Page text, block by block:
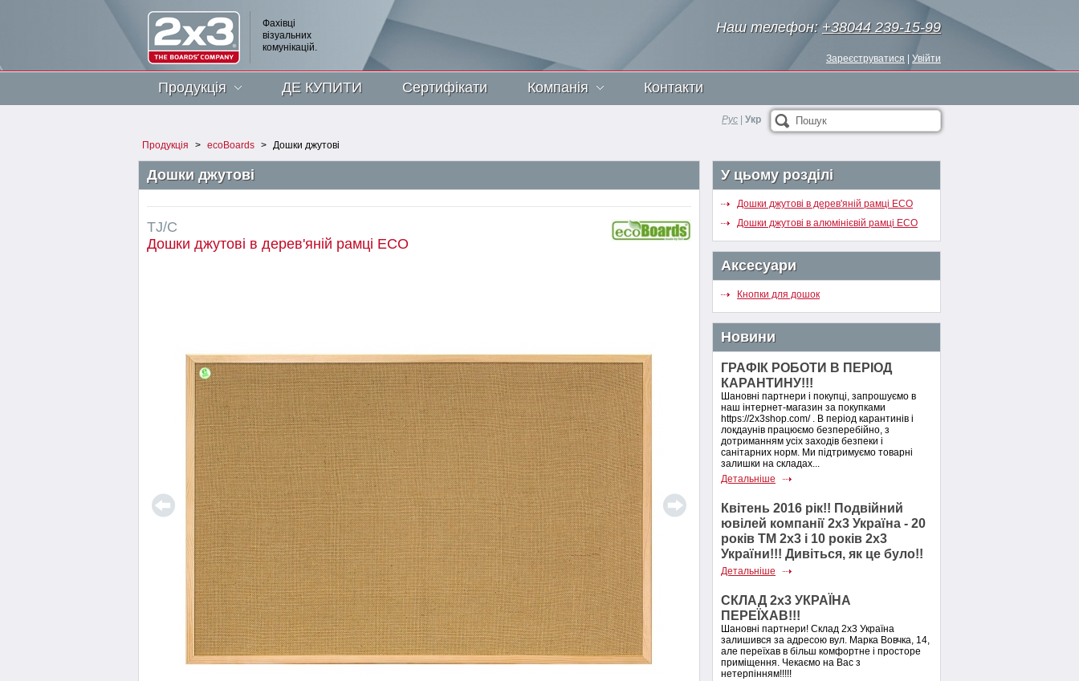
Наш телефон: +38044 239-15-99
Зареєструватися Увійти
Фахівці
візуальних
комунікацій.
Продукція ДЕ КУПИТИ Сертифікати Компанія Контакти
Пошук
Рус Укр
Продукція > ecoBoards > Дошки джутові
Дошки джутові
TJ/C
Дошки джутові в дерев'яній рамці ECO
У цьому розділі
Дошки джутові в дерев'яній рамці ECO
Дошки джутові в алюмінієвій рамці ECO
Аксесуари
Кнопки для дошок
Новини
ГРАФІК РОБОТИ В ПЕРІОД
КАРАНТИНУ!!!
Шановні партнери і покупці, запрошуємо в
наш інтернет-магазин за покупками
https://2x3shop.com/ . В період карантинів і
локдаунів працюємо безперебійно, з
дотриманням усіх заходів безпеки і
санітарних норм. Ми підтримуємо товарні
залишки на складах...
Детальніше
Квітень 2016 рік!! Подвійний
ювілей компанії 2х3 Україна - 20
років ТМ 2х3 і 10 років 2х3
України!!! Дивіться, як це було!!
Детальніше
СКЛАД 2х3 УКРАЇНА
ПЕРЕЇХАВ!!!
Шановні партнери! Склад 2х3 Україна
залишився за адресою вул. Марка Вовчка, 14,
але переїхав в більш комфортне і просторе
приміщення. Чекаємо на Вас з
нетерпінням!!!!!